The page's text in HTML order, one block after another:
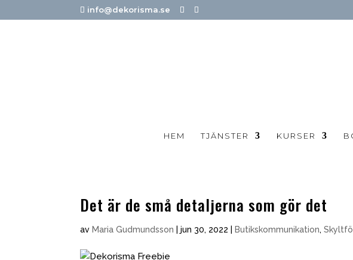
info@dekorisma.se
HEM TJÄNSTER KURSER
Det är de små detaljerna som gör det
av Maria Gudmundsson |jun 30, 2022 Butikskommunikation,